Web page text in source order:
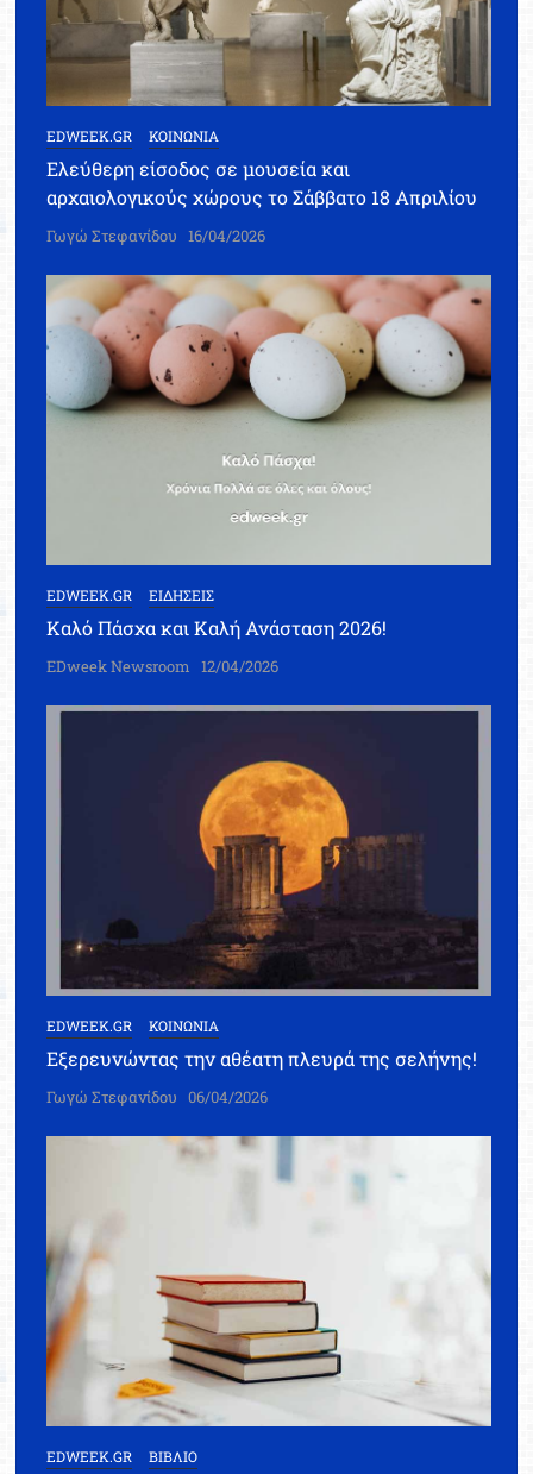
EDWEEK.GR ΚΟΙΝΩΝΙΑ
Ελεύθερη είσοδος σε μουσεία και
αρχαιολογικούς χώρους το Σάββατο 18 Απριλίου
Γωγώ Στεφανίδου 16/04/2026
EDWEEK.GR ΕΙΔΗΣΕΙΣ
Καλό Πάσχα και Καλή Ανάσταση 2026!
EDweek Newsroom 12/04/2026
EDWEEK.GR ΚΟΙΝΩΝΙΑ
Εξερευνώντας την αθέατη πλευρά της σελήνης!
Γωγώ Στεφανίδου 06/04/2026
EDWEEK.GR ΒΙΒΛΙΟ